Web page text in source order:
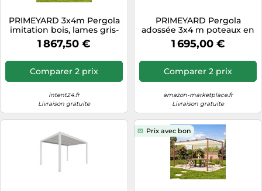
Tondeuses cheveux & barbe
Téléphonie
Téléviseurs
Télévision & vidéo
Électroménager
PRIMEYARD 3x4m Pergola
imitation bois, lames gris-
perle orientables - (400109)
1 867,50 €
Comparer 2 prix
intent24.fr
Livraison gratuite
PRIMEYARD Pergola
adossée 3x4 m poteaux en
Aluminium avec Lames
orientables en Acier
1 695,00 €
Comparer 2 prix
amazon-marketplace.fr
Livraison gratuite
Prix avec bon